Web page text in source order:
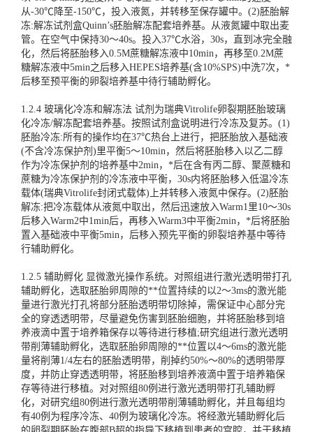
从-30℃降至-150℃，投入液氮，并转移至保存罐中。(2)胚胎解
冻:解冻试剂盒Quinn’s胚胎解冻配套培养基。从液氮罐中取出麦
管。在空气中保持30～40s。投入37℃水浴，30s，直到冰完全融
化，然后将胚胎移入0.5M蔗糖解冻液中10min，再移至0.2M蔗
糖解冻液中5min之后移入HEPES培养基(含10%SPS)中洗7次，*
后移至预平衡的卵裂培养基中待行辅助孵化。
1.2.4 玻璃化冷冻和解冻法 试剂为瑞典Vitrolife卵裂期胚胎玻璃
化冷冻/解冻配套培养基。按照试剂盒说明进行冷冻及复苏。(1)
胚胎冷冻:所有的操作均在37℃热台上进行，把胚胎放入基础液
(不含冷冻保护剂)里平衡5～10min，然后将胚胎移入以乙二醇
作为冷冻保护剂的培养基中2min，*后在含有丙二醇、聚蔗糖和
蔗糖为冷冻保护剂的冷冻液中平衡，30s内将胚胎移入低温冷冻
载体(瑞典Vitrolife封闭式载体)上并转移入液氮中保存。(2)胚胎
解冻:把冷冻载体从液氮中取出，然后迅速放入Warm1里10～30s
后移入Warm2中1min后，再移入Warm3中平衡2min，*后将胚胎
置入基础液中平衡5min，后移入预先平衡的卵裂培养基中等待
行辅助孵化。
1.2.5 辅助孵化 显微激光操作系统。对照组进行激光透明带打孔
辅助孵化，选取胚胎卵周隙的**位置持续的以2～3ms的激光能
量进行激光打孔将部分胚胎透明带切除掉，需保证中心部分完
全的穿透透明带，尽量避免伤害到胚胎细胞，并将胚胎移到培
养液滴中置于培养箱保存以等待进行移植;研究组进行激光透明
带削薄辅助孵化，选取胚胎卵周隙的**位置以4～6ms的激光能
量将削薄1/4左右的胚胎透明带，削掉约50%～80%的透明带厚
度，并防止穿透透明带，将胚胎移到培养液滴中置于培养箱保
存等待进行移植。对对照组80例进行激光透明带打孔辅助孵
化，对研究组80例进行激光透明带削薄辅助孵化，并且每组均
有40例为程序冷冻、40例为玻璃化冷冻。将经激光辅助孵化后